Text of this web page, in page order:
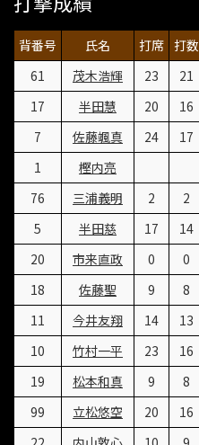
背番号 氏名 打席 打数
61
茂木浩輝 23 21
17
半田慧 20 16
7
佐藤颯真 24 17
1
樫内亮
76
三浦義明 2 2
5
半田慈 17 14
20
市来直政 0 0
18
佐藤聖 9 8
11
今井友翔 14 13
10
竹村一平 23 16
19
松本和真 9 8
99
立松悠空 20 16